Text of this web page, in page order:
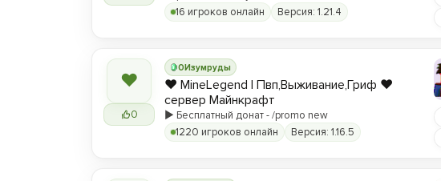
16 игроков онлайн
Версия: 1.21.4
❤
0
0Изумруды
❤️ MineLegend | Пвп,Выживание,Гриф ❤️
сервер Майнкрафт
▶️ Бесплатный донат - /promo new
1220 игроков онлайн
Версия: 1.16.5